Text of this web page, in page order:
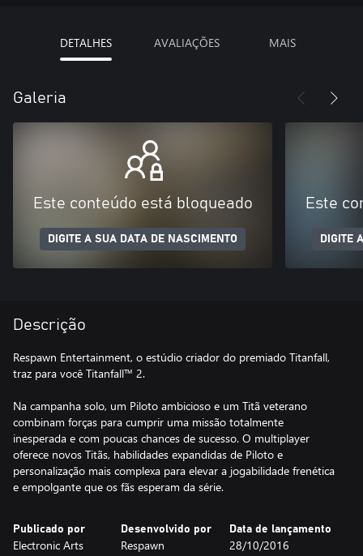
DETALHES AVALIAÇÕES MAIS
Galeria
Este conteúdo está bloqueado
DIGITE A SUA DATA DE NASCIMENTO
Este
DIGITE
Descrição
Respawn Entertainment, o estúdio criador do premiado Titanfall,
traz para você Titanfall™ 2.
Na campanha solo, um Piloto ambicioso e um Titã veterano
combinam forças para cumprir uma missão totalmente
inesperada e com poucas chances de sucesso. O multiplayer
oferece novos Titãs, habilidades expandidas de Piloto e
personalização mais complexa para elevar a jogabilidade frenética
e empolgante que os fãs esperam da série.
Publicado por
Electronic Arts
Desenvolvido por
Respawn
Data de lançamento
28/10/2016